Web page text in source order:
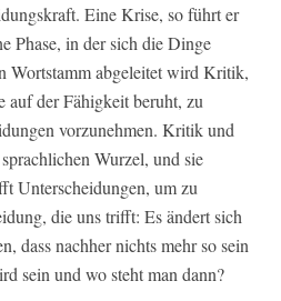
Eine Krise, so führt er
Phase, in der sich die Dinge
Wortstamm abgeleitet wird Kritik,
der Fähigkeit beruht, zu
vorzunehmen. Kritik und
Wurzel, und sie
Unterscheidungen, um zu
die uns trifft: Es ändert sich
dass nachher nichts mehr so sein
sein und wo steht man dann?